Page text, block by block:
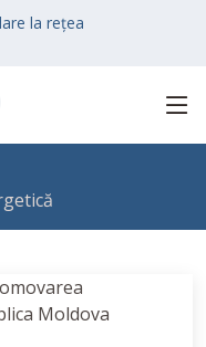
la rețea